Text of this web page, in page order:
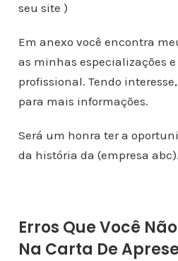
seu site )
Em anexo você encontra
as minhas especializações
profissional. Tendo
para mais informações.
Será um honra ter a
da história da (empresa abc).
Erros Que Você
Na Carta De